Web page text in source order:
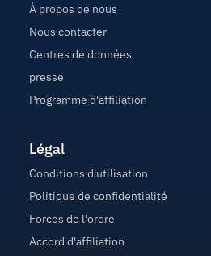
À propos de nous
Nous contacter
Centres de données
presse
Programme d'affiliation
Légal
Conditions d'utilisation
Politique de confidentialité
Forces de l'ordre
Accord d'affiliation